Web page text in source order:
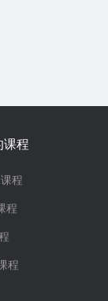
课程
程
程
程